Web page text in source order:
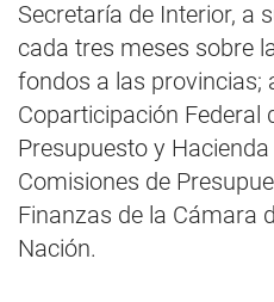
Secretaría de Interior, a
cada tres meses sobre
fondos a las provincias;
Coparticipación Federal
Presupuesto y
Comisiones de
Finanzas de la Cámara
Nación.